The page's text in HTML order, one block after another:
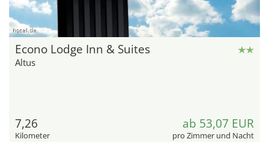
hotel.de
Econo Lodge Inn & Suites
Altus
7,26
Kilometer
ab 53,07 EUR
pro Zimmer und Nacht